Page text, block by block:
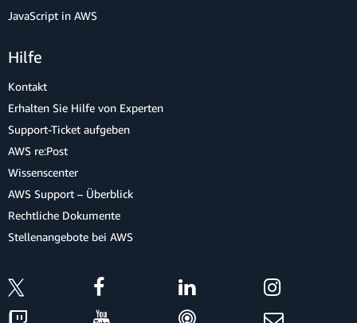
JavaScript in AWS
Hilfe
Kontakt
Erhalten Sie Hilfe von Experten
Support-Ticket aufgeben
AWS re:Post
Wissenscenter
AWS Support – Überblick
Rechtliche Dokumente
Stellenangebote bei AWS